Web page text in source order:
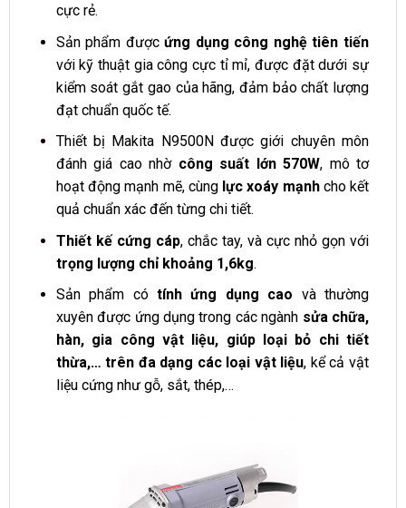
cực rẻ.
Sản phẩm đượcứng dụng công nghệ tiên tiến
với kỹ thuật gia công cực tỉ mỉ, được đặt dưới sự
kiểm soát gắt gao của hãng, đảm bảo chất lượng
đạt chuẩn quốc tế.
Thiết bị Makita N9500N được giới chuyên môn
đánh giá cao nhờ công suất lớn 570W, mô tơ
hoạt động mạnh mẽ, cùng lực xoáy mạnhcho kết
quả chuẩn xác đến từng chi tiết.
Thiết kế cứng cáp, chắc tay, và cực nhỏ gọn với
trọng lượng chỉ khoảng 1,6kg.
Sản phẩm có tính ứng dụng cao và thường
xuyên được ứng dụng trong các ngành sửa chữa,
hàn, gia công vật liệu, giúp loại bỏ chi tiết
thừa,… trên đa dạng các loại vật liệu, kể cả vật
liệu cứng như gỗ, sắt, thép,…